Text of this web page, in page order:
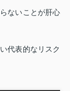
ないことが肝心
代表的なリスク